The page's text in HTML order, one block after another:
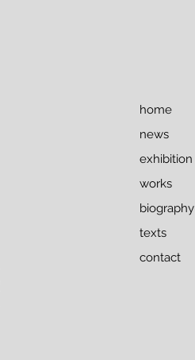
home
news
exhibition
works
biography
texts
contact